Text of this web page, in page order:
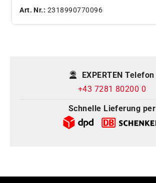
Art. Nr.: 2318990770096
EXPERTEN Telefon
+43 7281 80200 0
Schnelle Lieferung per